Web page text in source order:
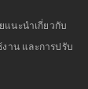
นะนำเกี่ยวกับ
าน และการปรับ